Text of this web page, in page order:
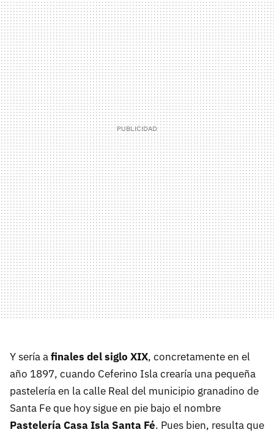
Y sería afinales del siglo XIX, concretamente en el
año 1897, cuando Ceferino Isla crearía una pequeña
pastelería en la calle Real del municipio granadino de
Santa Fe que hoy sigue en pie bajo el nombre
Pastelería Casa Isla Santa Fé. Pues bien, resulta que